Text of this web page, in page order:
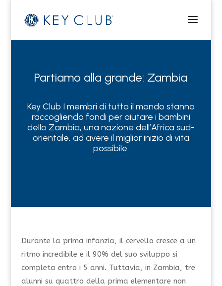
Partiamo alla grande: Zambia
Key Club I membridi tutto il mondo stanno
raccogliendo fondi per aiutare i bambini
dello Zambia, una nazione dell’Africa sud-
orientale, ad avere il miglior inizio di vita
possibile.
Durante la prima infanzia, il cervello cresce a un
ritmo incredibile e il 90% del suo sviluppo si
completa entro i 5 anni. Tuttavia, in Zambia, tre
alunni su quattro della prima elementare non